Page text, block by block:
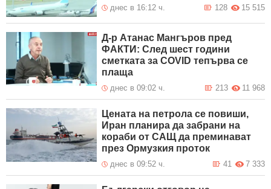
днес в 16:12 ч. 15 515
128
Д-р Атанас Мангъров пред
ФАКТИ: След шест години
сметката за COVID тепърва се
плаща
днес в 09:02 ч. 11 968
213
Цената на петрола се повиши,
Иран планира да забрани на
кораби от САЩ да преминават
през Ормузкия проток
днес в 09:52 ч. 7 333
41